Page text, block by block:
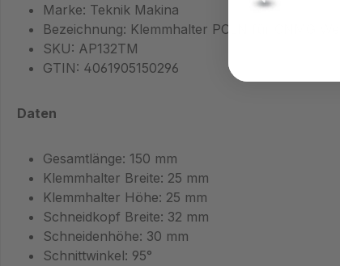
Marke: Teknik Makina
Bezeichnung: Klemmhalter PCLN für CNMG
SKU: AP132TM
GTIN: 4061905150296
Daten
Gesamtlänge: 150 mm
Klemmhalter Breite: 25 mm
Klemmhalter Höhe: 25 mm
Schneidkopf Breite: 32 mm
Schneidenhöhe: 30 mm
Schnittwinkel: 95°